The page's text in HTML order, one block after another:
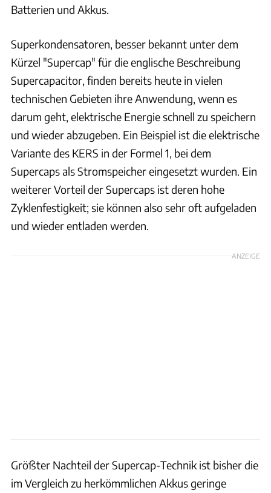
Batterien und Akkus.
Superkondensatoren, besser bekannt unter dem
Kürzel "Supercap" für die englische Beschreibung
Supercapacitor, finden bereits heute in vielen
technischen Gebieten ihre Anwendung, wenn es
darum geht, elektrische Energie schnell zu speichern
und wieder abzugeben. Ein Beispiel ist die elektrische
Variante des KERS in der Formel 1, bei dem
Supercaps als Stromspeicher eingesetzt wurden. Ein
weiterer Vorteil der Supercaps ist deren hohe
Zyklenfestigkeit; sie können also sehr oft aufgeladen
und wieder entladen werden.
ANZEIGE
Größter Nachteil der Supercap-Technik ist bisher die
im Vergleich zu herkömmlichen Akkus geringe